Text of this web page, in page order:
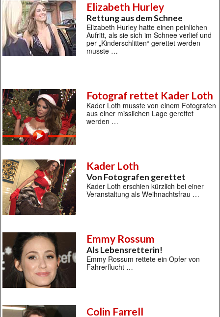
Elizabeth Hurley
Rettung aus dem Schnee
Elizabeth Hurley hatte einen peinlichen
Aufritt, als sie sich im Schnee verlief und
per „Kinderschlitten“ gerettet werden
musste …
Fotograf rettet Kader Loth
Kader Loth musste von einem Fotografen
aus einer misslichen Lage gerettet
werden …
Kader Loth
Von Fotografen gerettet
Kader Loth erschien kürzlich bei einer
Veranstaltung als Weihnachtsfrau …
Emmy Rossum
Als Lebensretterin!
Emmy Rossum rettete ein Opfer von
Fahrerflucht …
Colin Farrell